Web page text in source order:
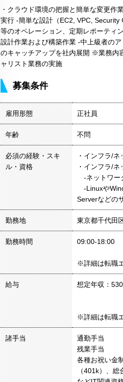
・クラウド環境の把握と簡単な変更作
実行 -簡単な設計（EC2, VPC,
等のオペレーション、定期レポーティ
設計作業および構築作業 -中上級者の
のキャッチアップを社内展開 ※業務内
ャリスト業務の実施
募集条件
雇用形態 正社員
年齢 不問
必須の経験・スキ
ル・資格
・インフラ/
・インフラ/
-ネットワー
-Linuxや
Serverなどの
勤務地 東京都千代田
勤務時間 09:00-18:00
※詳細は転職
給与 想定年収：
※詳細は転職
諸手当
通勤手当
残業手当
各種お祝い金
（401k）、